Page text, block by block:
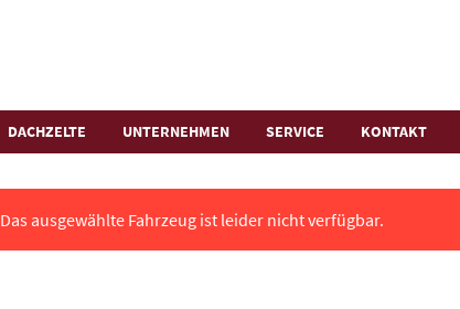
DACHZELTE UNTERNEHMEN SERVICE KONTAKT
Das ausgewählte Fahrzeug ist leider nicht verfügbar.